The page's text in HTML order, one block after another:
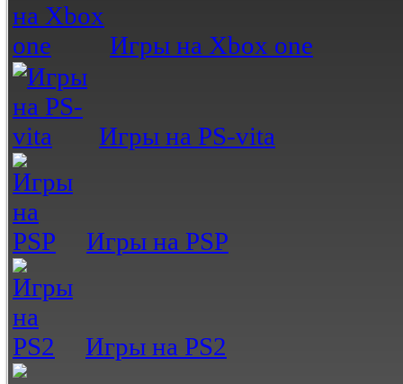
Игры на Xbox one
Игры на PS-vita
Игры на PSP
Игры на PS2